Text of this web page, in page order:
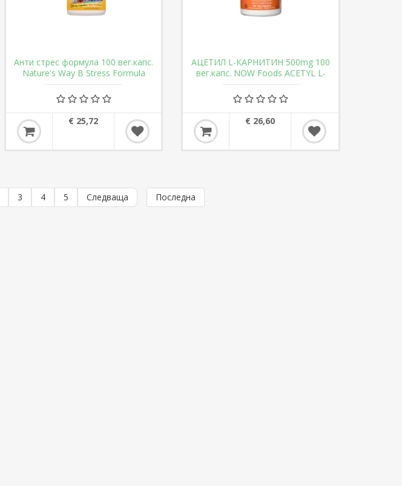
Анти стрес формула 100 вег.капс.
Nature's Way B Stress Formula
€ 25,72
АЦЕТИЛ L-КАРНИТИН 500mg 100
вег.капс. NOW Foods ACETYL L-
CARNITINE
€ 26,60
3 4 5 Следваща Последна